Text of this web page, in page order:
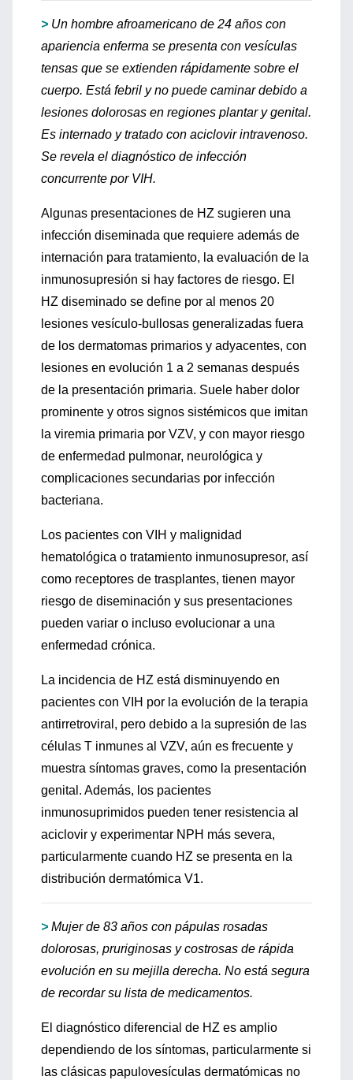
> Un hombre afroamericano de 24 años con
apariencia enferma se presenta con vesículas
tensas que se extienden rápidamente sobre el
cuerpo. Está febril y no puede caminar debido a
lesiones dolorosas en regiones plantar y genital.
Es internado y tratado con aciclovir intravenoso.
Se revela el diagnóstico de infección
concurrente por VIH.
Algunas presentaciones de HZ sugieren una
infección diseminada que requiere además de
internación para tratamiento, la evaluación de la
inmunosupresión si hay factores de riesgo. El
HZ diseminado se define por al menos 20
lesiones vesículo-bullosas generalizadas fuera
de los dermatomas primarios y adyacentes, con
lesiones en evolución 1 a 2 semanas después
de la presentación primaria. Suele haber dolor
prominente y otros signos sistémicos que imitan
la viremia primaria por VZV, y con mayor riesgo
de enfermedad pulmonar, neurológica y
complicaciones secundarias por infección
bacteriana.
Los pacientes con VIH y malignidad
hematológica o tratamiento inmunosupresor, así
como receptores de trasplantes, tienen mayor
riesgo de diseminación y sus presentaciones
pueden variar o incluso evolucionar a una
enfermedad crónica.
La incidencia de HZ está disminuyendo en
pacientes con VIH por la evolución de la terapia
antirretroviral, pero debido a la supresión de las
células T inmunes al VZV, aún es frecuente y
muestra síntomas graves, como la presentación
genital. Además, los pacientes
inmunosuprimidos pueden tener resistencia al
aciclovir y experimentar NPH más severa,
particularmente cuando HZ se presenta en la
distribución dermatómica V1.
> Mujer de 83 años con pápulas rosadas
dolorosas, pruriginosas y costrosas de rápida
evolución en su mejilla derecha. No está segura
de recordar su lista de medicamentos.
El diagnóstico diferencial de HZ es amplio
dependiendo de los síntomas, particularmente si
las clásicas papulovesículas dermatómicas no